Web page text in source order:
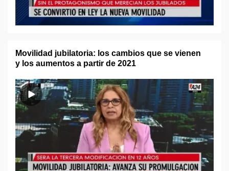
Movilidad jubilatoria: los cambios que se vienen
y los aumentos a partir de 2021